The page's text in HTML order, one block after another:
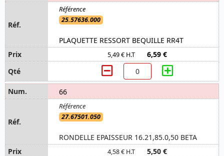
25.57636.000
PLAQUETTE RESSORT BEQUILLE RR4T
5,49 € H.T 6,59 €
66
27.67501.050
RONDELLE EPAISSEUR 16.21,85.0,50 BETA
4,58 € H.T 5,50 €